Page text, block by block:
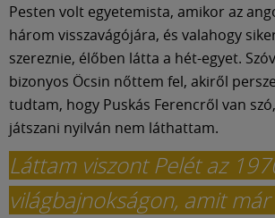
Pesten volt egyetemista, amikor az
három visszavágójára, és valahogy
szereznie, élőben látta a hét-egyet.
bizonyos Öcsin nőttem fel, akiről
tudtam, hogy Puskás Ferencről van
játszani nyilván nem láthattam.
Láttam viszont Pelét az
világbajnokságon, amit